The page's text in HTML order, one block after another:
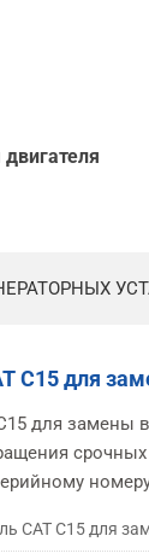
C15 для
для замены
CAT C15 для